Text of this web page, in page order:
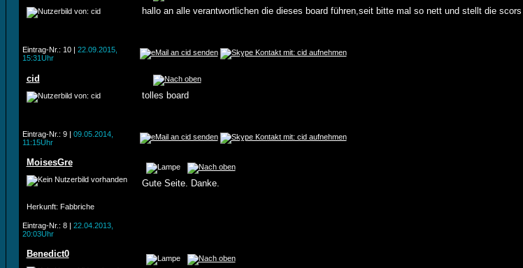
hallo an alle verantwortlichen die dieses board führen,seit bitte mal so nett und stellt die
Eintrag-Nr.: 10 | 22.09.2015,
15:31Uhr
cid
tolles board
Eintrag-Nr.: 9 | 09.05.2014,
11:15Uhr
MoisesGre
Herkunft: Fabbriche
Gute Seite. Danke.
Eintrag-Nr.: 8 | 22.04.2013,
20:03Uhr
Benedict0